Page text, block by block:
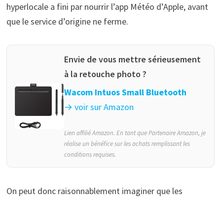
hyperlocale a fini par nourrir l’app Météo d’Apple, avant
que le service d’origine ne ferme.
Envie de vous mettre sérieusement
à la retouche photo ?
Wacom Intuos Small Bluetooth
→ voir sur Amazon
Lien affilié Amazon. En tant que Partenaire Amazon, je
réalise un bénéfice sur les achats remplissant les
conditions requises.
On peut donc raisonnablement imaginer que les